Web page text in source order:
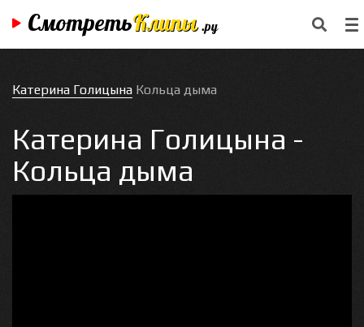
СмотретьКлипы .ру
Катерина Голицына Кольца дыма
Катерина Голицына -
Кольца дыма